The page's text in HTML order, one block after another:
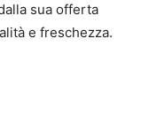
sua offerta
e freschezza.